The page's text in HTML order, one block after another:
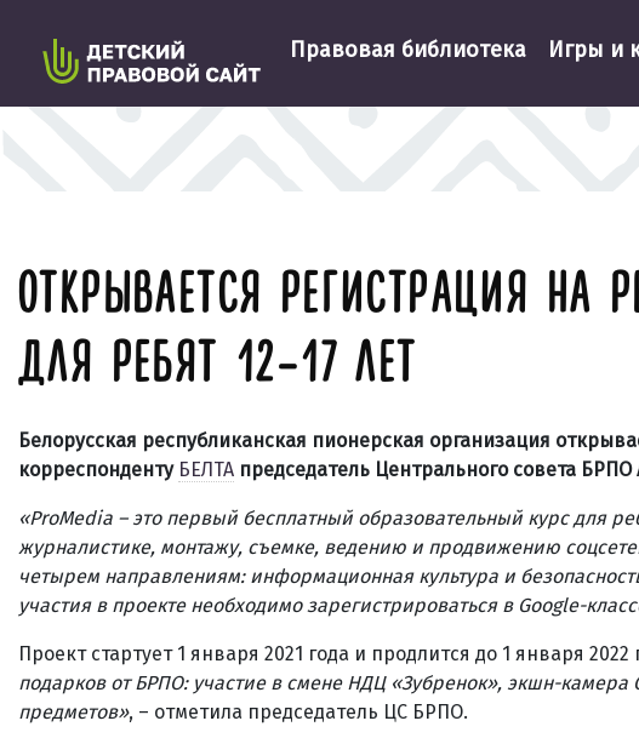
Правовая библиотека Игры и
ОТКРЫВАЕТСЯ РЕГИСТРАЦИЯ НА
ДЛЯ РЕБЯТ 12–17 ЛЕТ
Белорусская республиканская пионерская организация
корреспонденту БЕЛТА председатель Центрального совета
«ProMedia – это первый бесплатный образовательный курс для
журналистике, монтажу, съемке, ведению и продвижению
четырем направлениям: информационная культура и
участия в проекте необходимо зарегистрироваться в Google-
Проект стартует 1 января 2021 года и продлится до 1 января 2022
подарков от БРПО: участие в смене НДЦ «Зубренок», экшн-камера
предметов», – отметила председатель ЦС БРПО.